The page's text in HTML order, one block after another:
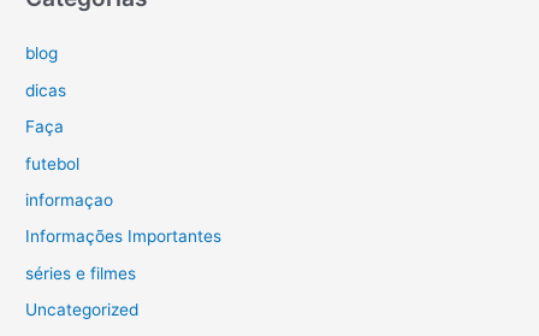
blog
dicas
Faça
futebol
informaçao
Informações Importantes
séries e filmes
Uncategorized